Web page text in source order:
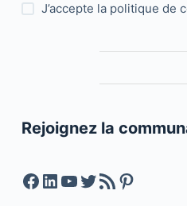
J’accepte la politique de
Rejoignez la
Facebook
LinkedIn
YouTube
Twitter
Feed RSSPinterest